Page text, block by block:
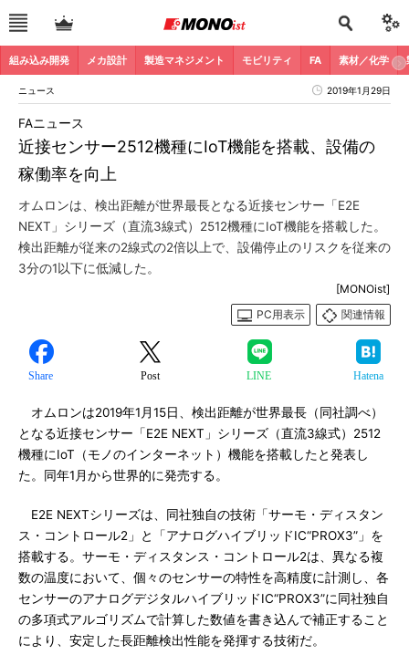
組み込み開発 メカ設計 製造マネジメント モビリティ FA 素材／化学
ニュース 2019年1月29日
近接センサー2512機種にIoT機能を搭載、設備の
稼働率を向上
FAニュース
オムロンは、検出距離が世界最長となる近接センサー「E2E
NEXT」シリーズ（直流3線式）2512機種にIoT機能を搭載した。
検出距離が従来の2線式の2倍以上で、設備停止のリスクを従来の
3分の1以下に低減した。
[MONOist]
PC用表示
関連情報
Share Post LINE Hatena
オムロンは2019年1月15日、検出距離が世界最長（同社調べ）
となる近接センサー「E2E NEXT」シリーズ（直流3線式）2512
機種にIoT（モノのインターネット）機能を搭載したと発表し
た。同年1月から世界的に発売する。
E2E NEXTシリーズは、同社独自の技術「サーモ・ディスタン
ス・コントロール2」と「アナログハイブリッドIC“PROX3”」を
搭載する。サーモ・ディスタンス・コントロール2は、異なる複
数の温度において、個々のセンサーの特性を高精度に計測し、各
センサーのアナログデジタルハイブリッドIC“PROX3”に同社独自
の多項式アルゴリズムで計算した数値を書き込んで補正すること
により、安定した長距離検出性能を発揮する技術だ。